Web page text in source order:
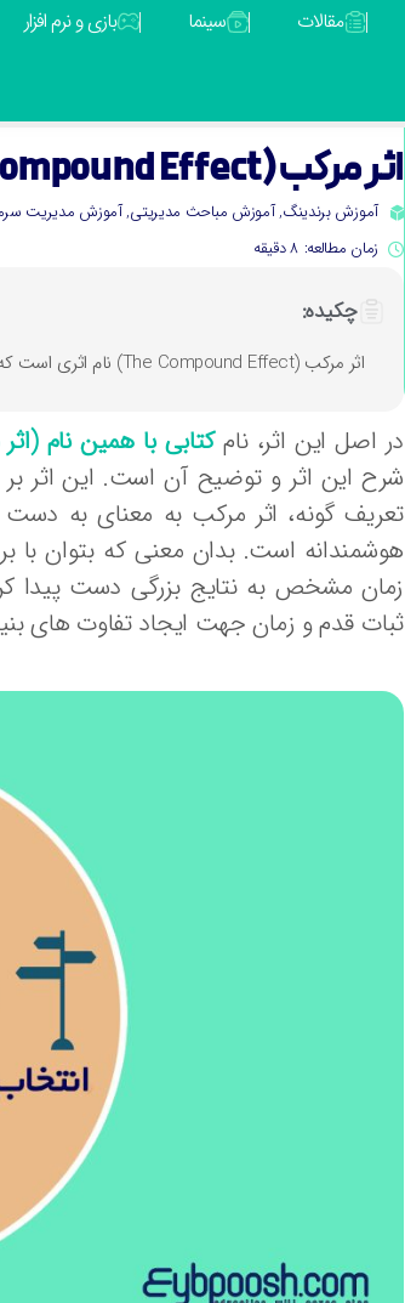
مقالات سینما بازی و نرم افزار
اثر مرکب (The Compound Effect) چیست و چه کاربردی دارد؟
آموزش برندینگ,آموزش مباحث مدیریتی,آموزش مدیریت
زمان مطالعه: 8 دقیقه
چکیده:
اثر مرکب (The Compound Effect) نام اثری است که برای اولین بار توسط دارن هاردی به عنوان قانون جادویی موفقیت مطرح شد و به شهرت رسید.
در اصل این اثر، نامکتابی با همین نام
شرح این اثر و توضیح آن است. این اثر بر
تعریف گونه، اثر مرکب به معنای به
هوشمندانه است. بدان معنی که بتوان
زمان مشخص به نتایج بزرگی دست پیدا
ثبات قدم و زمان جهت ایجاد تفاوت های